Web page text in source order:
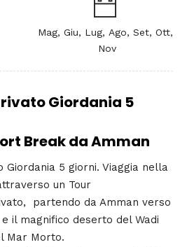
Mag, Giu, Lug, Ago, Set, Ott,
Nov
Giordania 5
Break da Amman
5 giorni. Viaggia nella
un Tour
partendo da Amman verso
il magnifico deserto del Wadi
Mar Morto.